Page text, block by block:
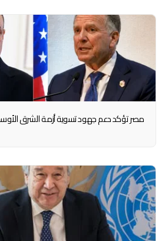
مصر تؤكد دعم جهود تسوية أزمة الشرق